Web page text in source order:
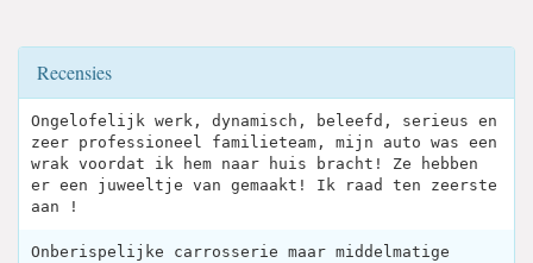
Recensies
Ongelofelijk werk, dynamisch, beleefd, serieus en
zeer professioneel familieteam, mijn auto was een
wrak voordat ik hem naar huis bracht! Ze hebben
er een juweeltje van gemaakt! Ik raad ten zeerste
aan !
Onberispelijke carrosserie maar middelmatige